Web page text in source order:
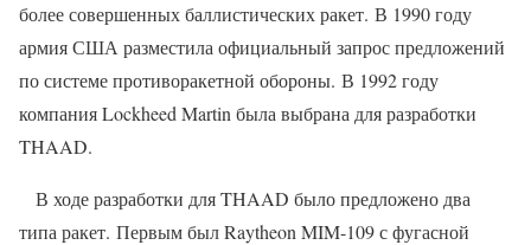
более совершенных баллистических ракет. В 1990 году
армия США разместила официальный запрос предложений
по системе противоракетной обороны. В 1992 году
компания Lockheed Martin была выбрана для разработки
THAAD.
В ходе разработки для THAAD было предложено два
типа ракет. Первым был Raytheon MIM-109 с фугасной